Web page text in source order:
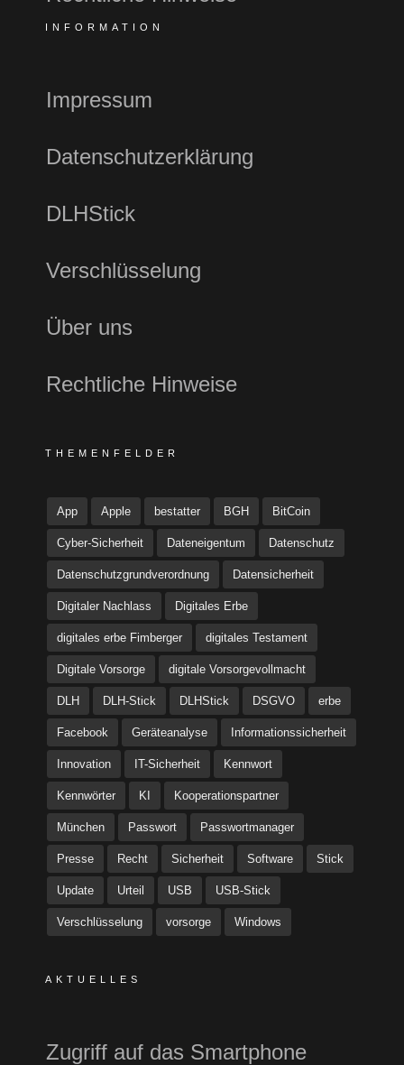
INFORMATION
Impressum
Datenschutzerklärung
DLHStick
Verschlüsselung
Über uns
Rechtliche Hinweise
THEMENFELDER
App Apple bestatter BGH BitCoin
Cyber-Sicherheit Dateneigentum Datenschutz
Datenschutzgrundverordnung Datensicherheit
Digitaler Nachlass Digitales Erbe
digitales erbe Fimberger digitales Testament
Digitale Vorsorge digitale Vorsorgevollmacht
DLH DLH-Stick DLHStick DSGVO erbe
Facebook Geräteanalyse Informationssicherheit
Innovation IT-Sicherheit Kennwort
Kennwörter KI Kooperationspartner
München Passwort Passwortmanager
Presse Recht Sicherheit Software Stick
Update Urteil USB USB-Stick
Verschlüsselung vorsorge Windows
AKTUELLES
Zugriff auf das Smartphone